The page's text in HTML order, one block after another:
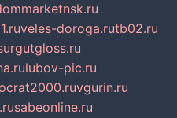
veles-doroga.rutb02.ru
lubov-pic.ru
vgurin.ru
sabeonline.ru